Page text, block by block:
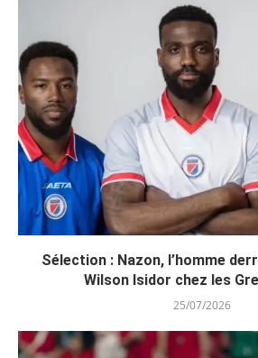
Sélection : Nazon, l’homme
Wilson Isidor chez les
25/07/2026